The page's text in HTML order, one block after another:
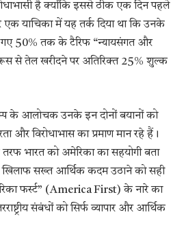
है क्योंकि इससे ठीक एक दिन पहले
एक याचिका में यह तर्क दिया था कि उनके
गए 50% तक के टैरिफ “न्यायसंगत और
से तेल खरीदने पर अतिरिक्त 25% शुल्क
के आलोचक उनके इन दोनों बयानों को
और विरोधाभास का प्रमाण मान रहे हैं।
भारत को अमेरिका का सहयोगी बता
सख्त आर्थिक कदम उठाने को सही
फर्स्ट” (America First) के नारे का
संबंधों को सिर्फ व्यापार और आर्थिक